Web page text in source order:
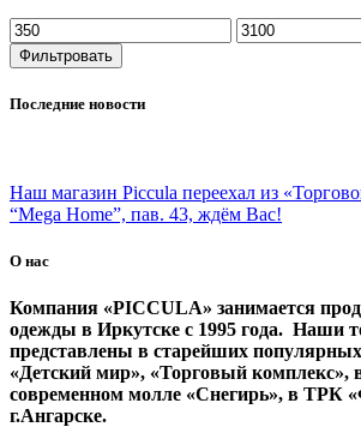
Фильтровать
Последние новости
Наш магазин Piccula переехал из
“Mega Home”, пав. 43, ждём Вас!
О нас
Компания «PICCULA» занимается
одежды в Иркутске с 1995 года. Наши
представлены в старейших
«Детский мир», «Торговый комплекс»,
современном молле «Снегирь», в ТРК
г.Ангарске.